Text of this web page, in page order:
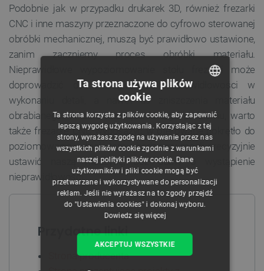
Podobnie jak w przypadku drukarek 3D, również frezarki
CNC i inne maszyny przeznaczone do cyfrowo sterowanej
obróbki mechanicznej, muszą być prawidłowo ustawione,
zanim zaczniemy proces obróbki materiału.
Nieprawidłowe wypoziomowanie stołu frezarki może
doprowadzić do analogicznych nieprawidłowości w
wykonaniu detali, a nawet do zniszczenia materiału
obrabianego. W celu rozwiązania tego problemu, warto
także frezarkę CNC wyposażyć w oferowane pokrętło do
poziomowania - dzięki temu, będziemy mogli precyzyjnie
ustawić naszą maszynę, bez obaw o wystąpienie
nieprawidłowości.
Przydatne linki
Strona producenta
CZECH
ENGLISH
GERMAN
Ta strona używa plików
cookie
Ta strona korzysta z plików cookie, aby zapewnić
lepszą wygodę użytkowania. Korzystając z tej
strony, wyrażasz zgodę na używanie przez nas
wszystkich plików cookie zgodnie z warunkami
naszej polityki plików cookie. Dane
użytkowników i pliki cookie mogą być
przetwarzane i wykorzystywane do personalizacji
reklam. Jeśli nie wyrażasz na to zgody przejdź
do "Ustawienia cookies" i dokonaj wyboru.
Dowiedz się więcej
AKCEPTUJ WSZYSTKIE